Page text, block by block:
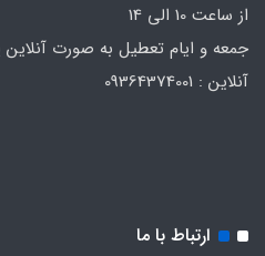
از ساعت 10 الی 14
جمعه و ایام تعطیل به صورت
ارتباط با ما